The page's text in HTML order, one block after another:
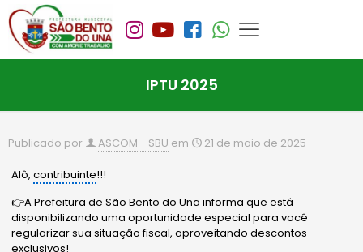
IPTU 2025
Publicado por ASCOM - SBU em 21 de maio de 2025
Alô,contribuinte!!!
👉A Prefeitura de São Bento do Una informa que está
disponibilizando uma oportunidade especial para você
regularizar sua situação fiscal, aproveitando descontos
exclusivos!